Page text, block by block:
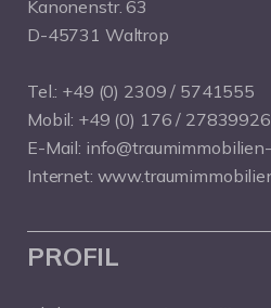
Kanonenstr. 63
D-45731 Waltrop
Tel.: +49 (0) 2309 / 5741555
Mobil: +49 (0) 176 / 27839926
E-Mail:
Internet:
PROFIL